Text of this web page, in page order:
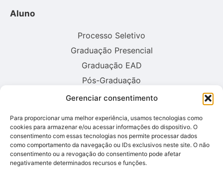
Gerenciar consentimento
Para proporcionar uma melhor experiência, usamos tecnologias como
cookies para armazenar e/ou acessar informações do dispositivo. O
consentimento com essas tecnologias nos permite processar dados
como comportamento da navegação ou IDs exclusivos neste site. O não
consentimento ou a revogação do consentimento pode afetar
negativamente determinados recursos e funções.
Aluno
Processo Seletivo
Graduação Presencial
Graduação EAD
Pós-Graduação
Consulte aqui o cadastro da instituição no sistema E-MEC: